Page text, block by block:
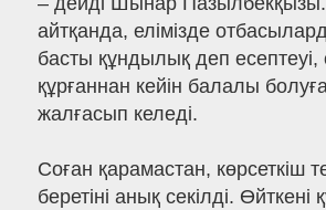
айтқанда, елімізде
басты құндылық деп есептеуі,
құрғаннан кейін балалы
жалғасып келеді.
Соған қарамастан, көрсеткіш
беретіні анық секілді.